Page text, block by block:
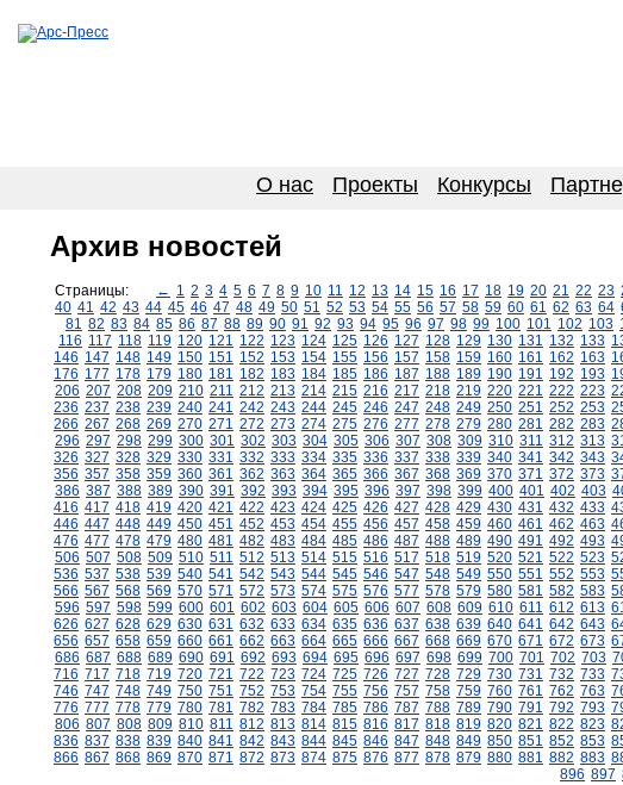
О нас Проекты Конкурсы
Архив новостей
Страницы: ← 1 2 3 4 5 6 7 8 9 10 11 12 13 14 15 16 17 18 19 20 21 22 23
40 41 42 43 44 45 46 47 48 49 50 51 52 53 54 55 56 57 58 59 60 61 62 63 64
81 82 83 84 85 86 87 88 89 90 91 92 93 94 95 96 97 98 99 100 101 102 103
116 117 118 119 120 121 122 123 124 125 126 127 128 129 130 131 132 133
146 147 148 149 150 151 152 153 154 155 156 157 158 159 160 161 162 163
176 177 178 179 180 181 182 183 184 185 186 187 188 189 190 191 192 193
206 207 208 209 210 211 212 213 214 215 216 217 218 219 220 221 222 223
236 237 238 239 240 241 242 243 244 245 246 247 248 249 250 251 252 253
266 267 268 269 270 271 272 273 274 275 276 277 278 279 280 281 282 283
296 297 298 299 300 301 302 303 304 305 306 307 308 309 310 311 312 313
326 327 328 329 330 331 332 333 334 335 336 337 338 339 340 341 342 343
356 357 358 359 360 361 362 363 364 365 366 367 368 369 370 371 372 373
386 387 388 389 390 391 392 393 394 395 396 397 398 399 400 401 402 403
416 417 418 419 420 421 422 423 424 425 426 427 428 429 430 431 432 433
446 447 448 449 450 451 452 453 454 455 456 457 458 459 460 461 462 463
476 477 478 479 480 481 482 483 484 485 486 487 488 489 490 491 492 493
506 507 508 509 510 511 512 513 514 515 516 517 518 519 520 521 522 523
536 537 538 539 540 541 542 543 544 545 546 547 548 549 550 551 552 553
566 567 568 569 570 571 572 573 574 575 576 577 578 579 580 581 582 583
596 597 598 599 600 601 602 603 604 605 606 607 608 609 610 611 612 613
626 627 628 629 630 631 632 633 634 635 636 637 638 639 640 641 642 643
656 657 658 659 660 661 662 663 664 665 666 667 668 669 670 671 672 673
686 687 688 689 690 691 692 693 694 695 696 697 698 699 700 701 702 703
716 717 718 719 720 721 722 723 724 725 726 727 728 729 730 731 732 733
746 747 748 749 750 751 752 753 754 755 756 757 758 759 760 761 762 763
776 777 778 779 780 781 782 783 784 785 786 787 788 789 790 791 792 793
806 807 808 809 810 811 812 813 814 815 816 817 818 819 820 821 822 823
836 837 838 839 840 841 842 843 844 845 846 847 848 849 850 851 852 853
866 867 868 869 870 871 872 873 874 875 876 877 878 879 880 881 882 883
896 897